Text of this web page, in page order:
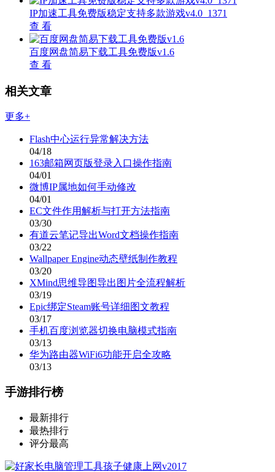
IP加速工具免费版稳定支持多款游戏v4.0_1371
查 看
百度网盘简易下载工具免费版v1.6
查 看
相关文章
更多+
Flash中心运行异常解决方法
04/18
163邮箱网页版登录入口操作指南
04/01
微博IP属地如何手动修改
04/01
EC文件作用解析与打开方法指南
03/30
有道云笔记导出Word文档操作指南
03/22
Wallpaper Engine动态壁纸制作教程
03/20
XMind思维导图导出图片全流程解析
03/19
Epic绑定Steam账号详细图文教程
03/17
手机百度浏览器切换电脑模式指南
03/13
华为路由器WiFi6功能开启全攻略
03/13
手游排行榜
最新排行
最热排行
评分最高